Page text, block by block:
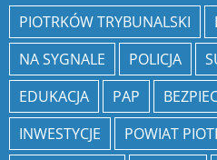
PIOTRKÓW TRYBUNALSKI
NA SYGNALE
POLICJA
EDUKACJA
PAP
INWESTYCJE
POWIAT